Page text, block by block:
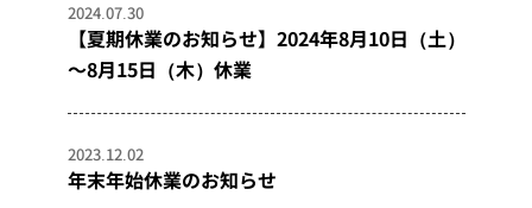
2024.07.30
【夏期休業のお知らせ】2024年8月10日（土）
～8月15日（木）休業
2023.12.02
年末年始休業のお知らせ